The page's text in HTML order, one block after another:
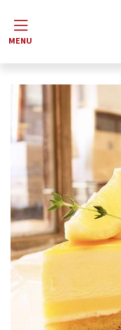
Menu